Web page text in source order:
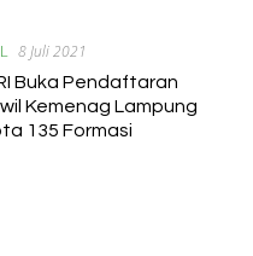
8 Juli 2021
Buka Pendaftaran
Kemenag Lampung
135 Formasi